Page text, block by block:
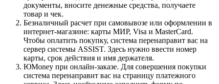
документы, вносите денежные средства, получаете
товар и чек.
Безналичный расчет при самовывозе или оформлении в
интернет-магазине: карты МИР, Visa и MasterCard.
Чтобы оплатить покупку, система перенаправит вас на
сервер системы ASSIST. Здесь нужно ввести номер
карты, срок действия и имя держателя.
ЮMoney при онлайн-заказе. Для совершения покупки
система перенаправит вас на страницу платежного